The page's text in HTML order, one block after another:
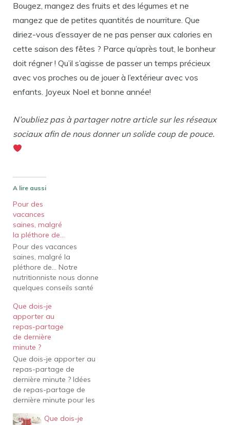
Bougez, mangez des fruits et des légumes et ne
mangez que de petites quantités de nourriture. Que
diriez-vous d’essayer de ne pas penser aux calories en
cette saison des fêtes ? Parce qu’après tout, le bonheur
doit régner ! Qu’il s’agisse de passer un temps précieux
avec vos proches ou de jouer à l’extérieur avec vos
enfants. Joyeux Noel et bonne année!
N’oubliez pas à partager notre article sur les réseaux
sociaux afin de nous donner un solide coup de pouce.
A lire aussi
Pour des
vacances
saines, malgré
la pléthore de…
Pour des vacances
saines, malgré la
pléthore de... Notre
nutritionniste nous donne
quelques conseils santé
mettre en pratique en
cette période des Fêtes.
Certes, nous avons tous
mangé plus pendant les
vacances ! Je vous
l'avoue même : à Noël, il
m'arrive d'avoir une
cuillerée de glaçage…
Que dois-je
apporter au
repas-partage
de dernière
minute ?
Que dois-je apporter au
repas-partage de
dernière minute ? Idées
de repas-partage de
dernière minute pour les
frisé et de carottes avec
Que dois-je